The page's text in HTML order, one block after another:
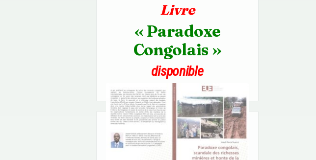
Livre
« Paradoxe
Congolais »
disponible